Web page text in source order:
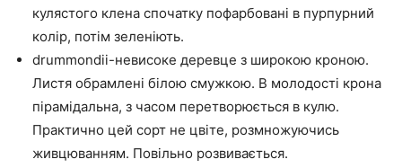
кулястого клена спочатку пофарбовані в пурпурний
колір, потім зеленіють.
drummondii-невисоке деревце з широкою кроною.
Листя обрамлені білою смужкою. В молодості крона
пірамідальна, з часом перетворюється в кулю.
Практично цей сорт не цвіте, розмножуючись
живцюванням. Повільно розвивається.